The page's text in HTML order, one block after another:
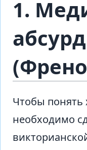
1.
абсурд
Чтобы понять
необходимо